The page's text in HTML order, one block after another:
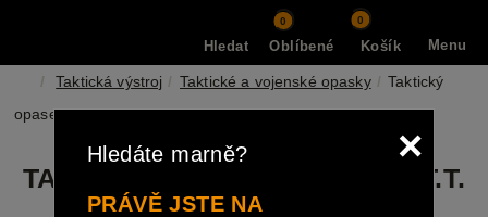
Menu
Hledat
0
Oblíbené Košík
0
Taktická výstroj Taktické a vojenské opasky
Taktický
opasek Zero, O.T.T.
TAKTICKÝ OPASEK ZERO, O.T.T.
×
Hledáte marně?
PRÁVĚ JSTE NA